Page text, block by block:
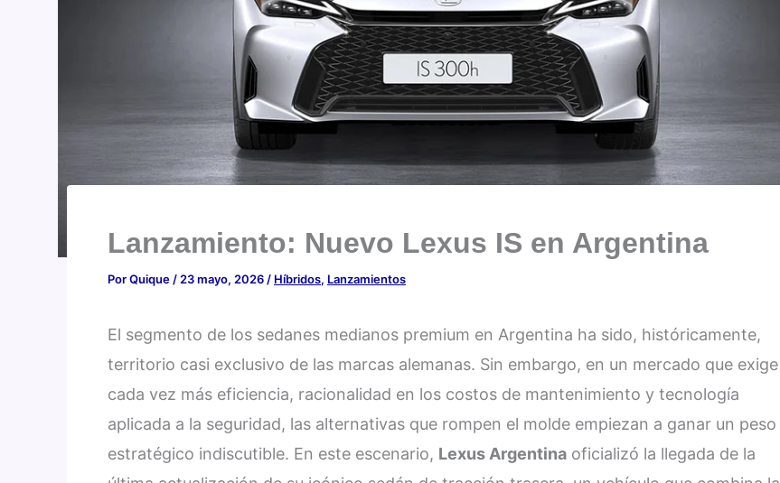
Lanzamiento: Nuevo Lexus IS en Argentina
PorQuique / 23 mayo, 2026 / Híbridos, Lanzamientos
El segmento de los sedanes medianos premium en Argentina ha sido, históricamente,
territorio casi exclusivo de las marcas alemanas. Sin embargo, en un mercado que exige
cada vez más eficiencia, racionalidad en los costos de mantenimiento y tecnología
aplicada a la seguridad, las alternativas que rompen el molde empiezan a ganar un peso
estratégico indiscutible. En este escenario, Lexus Argentina oficializó la llegada de la